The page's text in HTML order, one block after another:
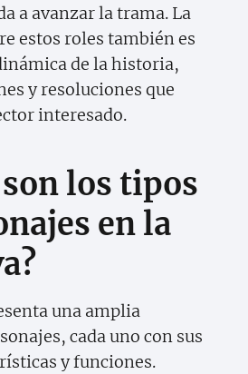
a avanzar la trama. La
estos roles también es
de la historia,
y resoluciones que
interesado.
son los tipos
en la
una amplia
cada uno con sus
y funciones.